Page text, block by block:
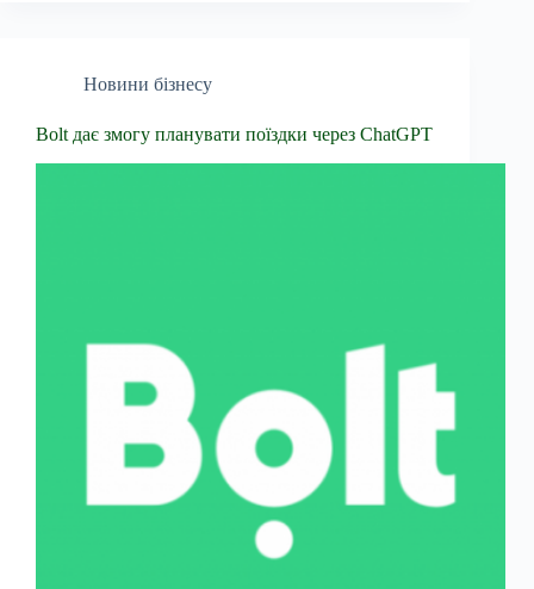
Новини бізнесу
Bolt дає змогу планувати поїздки через ChatGPT